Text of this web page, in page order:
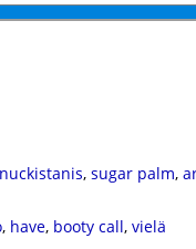
, sugar palm,
, have, booty call, vielä